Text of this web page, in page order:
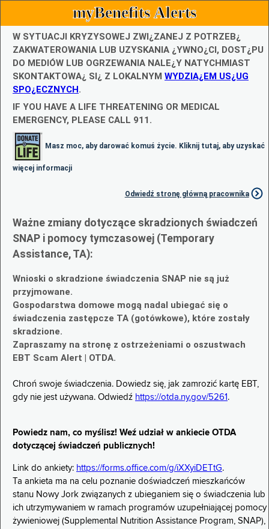
myBenefits Alerts
W SYTUACJI KRYZYSOWEJ ZWI¿ZANEJ Z POTRZEB¿
ZAKWATEROWANIA LUB UZYSKANIA ¿YWNO¿CI, DOST¿PU
DO MEDIÓW LUB OGRZEWANIA NALE¿Y NATYCHMIAST
SKONTAKTOWA¿ SI¿ Z LOKALNYM WYDZIA¿EM US¿UG
SPO¿ECZNYCH.
IF YOU HAVE A LIFE THREATENING OR MEDICAL
EMERGENCY, PLEASE CALL 911.
Masz moc, aby darować komuś życie. Kliknij tutaj, aby uzyskać
więcej informacji
Odwiedź stronę główną pracownika
Ważne zmiany dotyczące skradzionych świadczeń
SNAP i pomocy tymczasowej (Temporary
Assistance, TA):
Wnioski o skradzione świadczenia SNAP nie są już
przyjmowane.
Gospodarstwa domowe mogą nadal ubiegać się o
świadczenia zastępcze TA (gotówkowe), które zostały
skradzione.
Zapraszamy na stronę z ostrzeżeniami o oszustwach
EBT Scam Alert | OTDA.
Chroń swoje świadczenia. Dowiedz się, jak zamrozić kartę EBT,
gdy nie jest używana. Odwiedź https://otda.ny.gov/5261 .
Powiedz nam, co myślisz! Weź udział w ankiecie OTDA
dotyczącej świadczeń publicznych!
Link do ankiety: https://forms.office.com/g/iXXyiDETtG.
Ta ankieta ma na celu poznanie doświadczeń mieszkańców
stanu Nowy Jork związanych z ubieganiem się o świadczenia lub
ich utrzymywaniem w ramach programów uzupełniającej pomocy
żywieniowej (Supplemental Nutrition Assistance Program, SNAP),